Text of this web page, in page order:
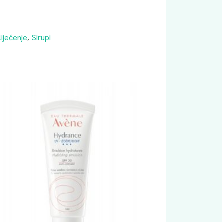
, Sirupi